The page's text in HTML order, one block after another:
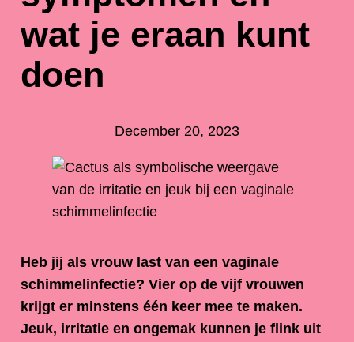
wat je eraan kunt
doen
December 20, 2023
Heb jij als vrouw last van een vaginale
schimmelinfectie? Vier op de vijf vrouwen
krijgt er minstens één keer mee te maken.
Jeuk, irritatie en ongemak kunnen je flink uit